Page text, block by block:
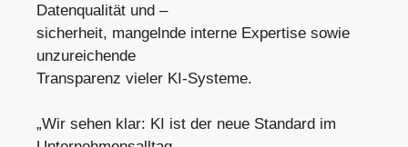
Datenqualität und –
sicherheit, mangelnde interne Expertise sowie
unzureichende
Transparenz vieler KI-Systeme.
„Wir sehen klar: KI ist der neue Standard im